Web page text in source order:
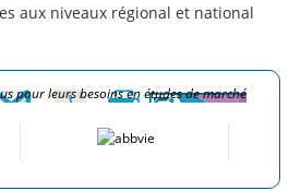
aux niveaux régional et national
pour leurs besoins en études de marché